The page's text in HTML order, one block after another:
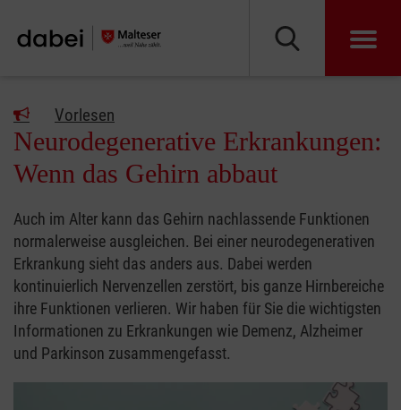
Vorlesen
Neurodegenerative Erkrankungen:
Wenn das Gehirn abbaut
Auch im Alter kann das Gehirn nachlassende Funktionen
normalerweise ausgleichen. Bei einer neurodegenerativen
Erkrankung sieht das anders aus. Dabei werden
kontinuierlich Nervenzellen zerstört, bis ganze Hirnbereiche
ihre Funktionen verlieren. Wir haben für Sie die wichtigsten
Informationen zu Erkrankungen wie Demenz, Alzheimer
und Parkinson zusammengefasst.